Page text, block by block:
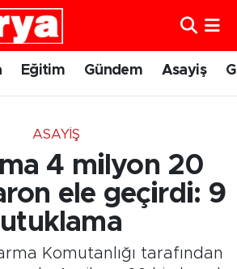
Eğitim Gündem Asayiş
ASAYIŞ
4 milyon 20
ele geçirdi: 9
Komutanlığı tarafından
Eczaneler
Vakitleri
Yoğunluk Haritası
Durumu ve Fikstür